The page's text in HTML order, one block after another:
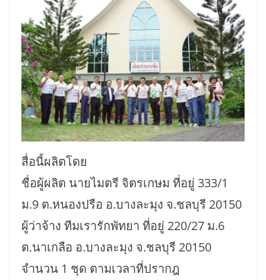
สื่อนี้ผลิตโดย
ชื่อผู้ผลิต นายไมตรี จิตรเกษม ที่อยู่ 333/1
ม.9 ต.หนองปรือ อ.บางละมุง จ.ชลบุรี 20150
ผู้ว่าจ้าง ทีมเรารักพัทยา ที่อยู่ 220/27 ม.6
ต.นาเกลือ อ.บางละมุง จ.ชลบุรี 20150
จำนวน 1 ชุด ตามเวลาที่ปรากฎ